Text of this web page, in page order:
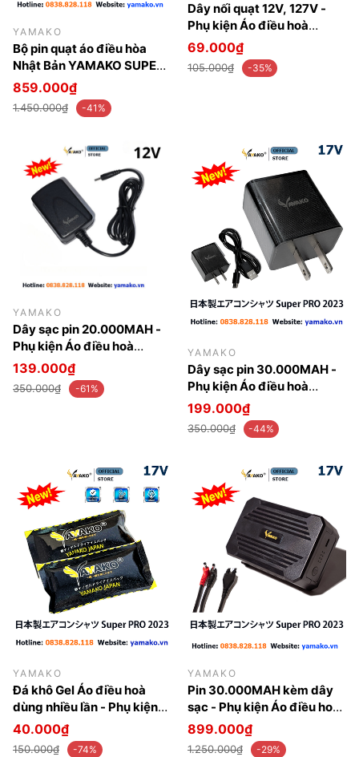
YAMAKO
Bộ pin quạt áo điều hòa
Nhật Bản YAMAKO SUPER
PRO 17V 30.000MAH - Phụ
kiện áo điều hoà Yamako
Nhật Bản
859.000₫
1.450.000₫ -41%
Dây nối quạt 12V, 127V -
Phụ kiện Áo điều hoà
Yamako Nhật bản
69.000₫
105.000₫ -35%
YAMAKO
Dây sạc pin 20.000MAH -
Phụ kiện Áo điều hoà
Yamako Nhật Bản 12V -
20.000MAH
139.000₫
350.000₫ -61%
YAMAKO
Dây sạc pin 30.000MAH -
Phụ kiện Áo điều hoà
Yamako Nhật bản Super
PRO 17V 30.000MAH
199.000₫
350.000₫ -44%
YAMAKO
Đá khô Gel Áo điều hoà
dùng nhiều lần - Phụ kiện
áo điều hoà Yamako Nhật
40.000₫
150.000₫ -74%
YAMAKO
Pin 30.000MAH kèm dây
sạc - Phụ kiện Áo điều hoà
Yamako SUPER PRO 17V
30.000MAH
899.000₫
1.250.000₫ -29%